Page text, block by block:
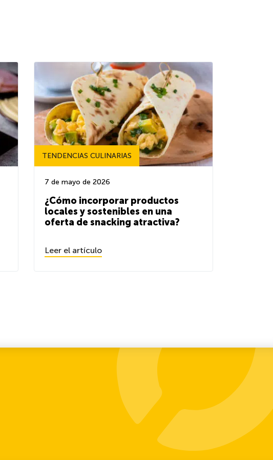
TENDENCIAS CULINARIAS
7 de mayo de 2026
¿Cómo incorporar productos
locales y sostenibles en una
oferta de snacking atractiva?
Leer el artículo